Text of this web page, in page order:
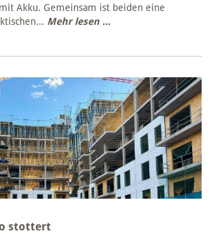
Akku. Gemeinsam ist beiden eine
Mehr lesen ...
stottert